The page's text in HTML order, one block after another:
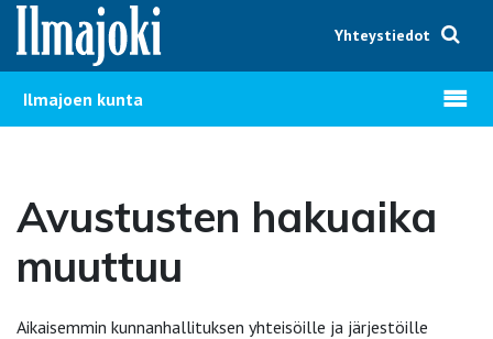
Hyppää sisältöön
Yhteystiedot
Ilmajoen kunta Avaa
Avustusten hakuaika
muuttuu
Aikaisemmin kunnanhallituksen yhteisöille ja järjestöille